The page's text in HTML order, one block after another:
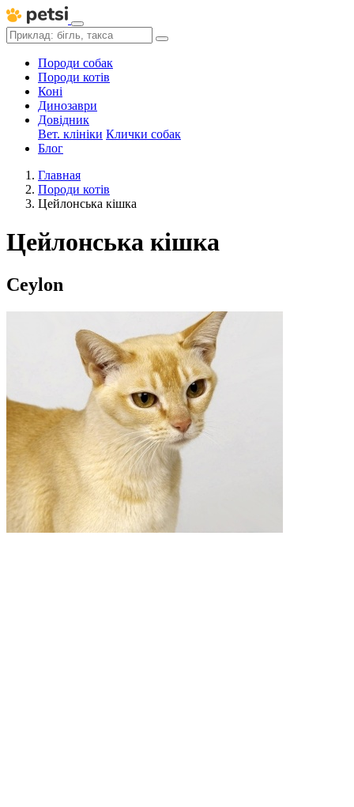
Породи собак
Породи котів
Коні
Динозаври
Довідник
Вет. клініки Клички собак
Блог
Главная
Породи котів
Цейлонська кішка
Цейлонська кішка
Ceylon